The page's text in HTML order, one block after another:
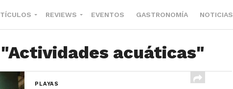
REVIEWS EVENTOS GASTRONOMÍA NOTICIAS
acuáticas"
PLAYAS